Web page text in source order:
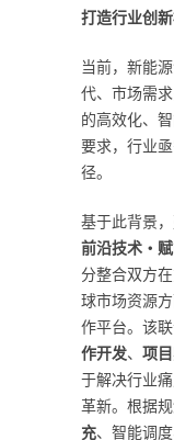
打造行业创
当前，新能
代、市场需
的高效化、
要求，行业
径。
基于此背景
前沿技术・
分整合双方
球市场资源
作平台。该
作开发、 项
于解决行业
革新。根据
充、智能调度